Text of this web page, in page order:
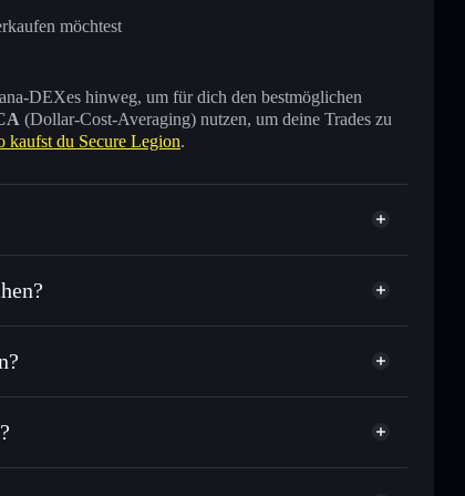
möchtest
DEXes hinweg, um für dich den bestmöglichen
(Dollar-Cost-Averaging) nutzen, um deine Trades zu
kaufst du Secure Legion.
anderer Solana-Tokens mit intelligentem
in SECURE einsteigen
zu verknüpfen, mithilfe des in Solflare integrierten
Secure Legion
nicht verwahrenden Wallet Solflare